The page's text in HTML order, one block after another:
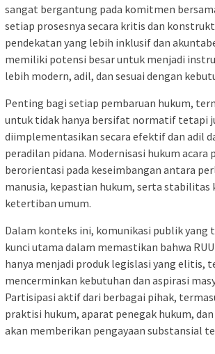
sangat bergantung pada komitmen
setiap prosesnya secara kritis dan
pendekatan yang lebih inklusif dan
memiliki potensi besar untuk menjadi
lebih modern, adil, dan sesuai dengan
Penting bagi setiap pembaruan hukum,
untuk tidak hanya bersifat normatif tetapi
diimplementasikan secara efektif dan adil
peradilan pidana. Modernisasi hukum acara
berorientasi pada keseimbangan antara
manusia, kepastian hukum, serta stabilitas
ketertiban umum.
Dalam konteks ini, komunikasi publik yang
kunci utama dalam memastikan bahwa
hanya menjadi produk legislasi yang elitis,
mencerminkan kebutuhan dan aspirasi
Partisipasi aktif dari berbagai pihak,
praktisi hukum, aparat penegak hukum,
akan memberikan pengayaan substansial